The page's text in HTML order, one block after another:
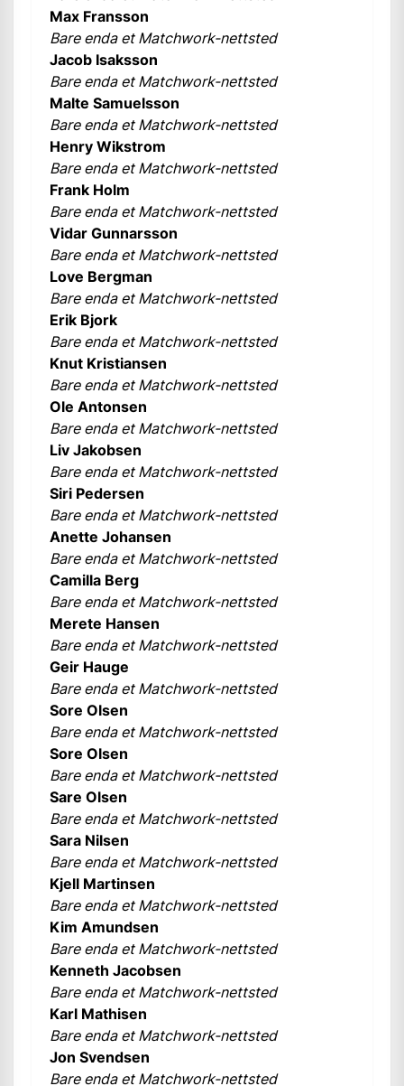
Max Fransson
Bare enda et Matchwork-nettsted
Jacob Isaksson
Bare enda et Matchwork-nettsted
Malte Samuelsson
Bare enda et Matchwork-nettsted
Henry Wikstrom
Bare enda et Matchwork-nettsted
Frank Holm
Bare enda et Matchwork-nettsted
Vidar Gunnarsson
Bare enda et Matchwork-nettsted
Love Bergman
Bare enda et Matchwork-nettsted
Erik Bjork
Bare enda et Matchwork-nettsted
Knut Kristiansen
Bare enda et Matchwork-nettsted
Ole Antonsen
Bare enda et Matchwork-nettsted
Liv Jakobsen
Bare enda et Matchwork-nettsted
Siri Pedersen
Bare enda et Matchwork-nettsted
Anette Johansen
Bare enda et Matchwork-nettsted
Camilla Berg
Bare enda et Matchwork-nettsted
Merete Hansen
Bare enda et Matchwork-nettsted
Geir Hauge
Bare enda et Matchwork-nettsted
Sore Olsen
Bare enda et Matchwork-nettsted
Sore Olsen
Bare enda et Matchwork-nettsted
Sare Olsen
Bare enda et Matchwork-nettsted
Sara Nilsen
Bare enda et Matchwork-nettsted
Kjell Martinsen
Bare enda et Matchwork-nettsted
Kim Amundsen
Bare enda et Matchwork-nettsted
Kenneth Jacobsen
Bare enda et Matchwork-nettsted
Karl Mathisen
Bare enda et Matchwork-nettsted
Jon Svendsen
Bare enda et Matchwork-nettsted